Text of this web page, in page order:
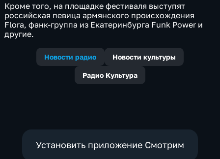
Кроме того, на площадке фестиваля выступят
российская певица армянского происхождения
Flora, фанк-группа из Екатеринбурга Funk Power и
другие.
Новости радио Новости культуры
Радио Культура
Установить приложение Смотрим